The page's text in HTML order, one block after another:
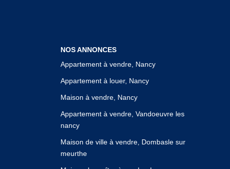
NOS ANNONCES
Appartement à vendre, Nancy
Appartement à louer, Nancy
Maison à vendre, Nancy
Appartement à vendre, Vandoeuvre les
nancy
Maison de ville à vendre, Dombasle sur
meurthe